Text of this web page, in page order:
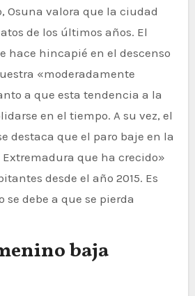
Osuna valora que la ciudad
de los últimos años. El
hace hincapié en el descenso
«moderadamente
a que esta tendencia a la
en el tiempo. A su vez, el
destaca que el paro baje en la
que ha crecido»
desde el año 2015. Es
se debe a que se pierda
baja